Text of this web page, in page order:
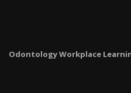
Odontology Workplace